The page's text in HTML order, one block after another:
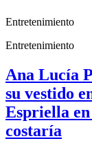
Entretenimiento
Entretenimiento
Ana Lucía
su vestido
Espriella
costaría